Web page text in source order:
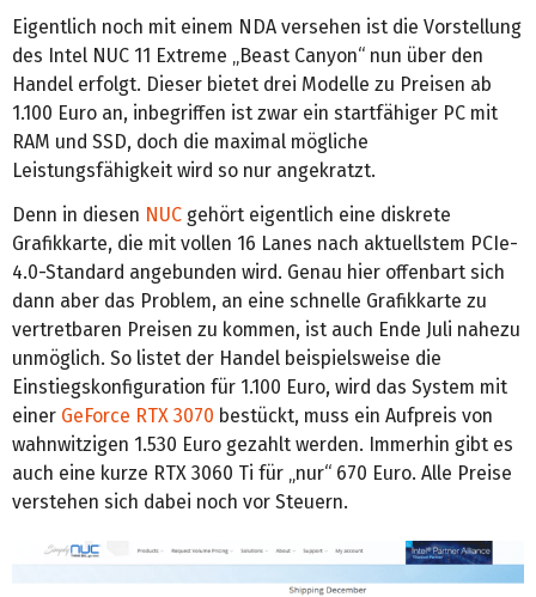
Eigentlich noch mit einem NDA versehen ist die Vorstellung
des Intel NUC 11 Extreme „Beast Canyon“ nun über den
Handel erfolgt. Dieser bietet drei Modelle zu Preisen ab
1.100 Euro an, inbegriffen ist zwar ein startfähiger PC mit
RAM und SSD, doch die maximal mögliche
Leistungsfähigkeit wird so nur angekratzt.
Denn in diesen NUC gehört eigentlich eine diskrete
Grafikkarte, die mit vollen 16 Lanes nach aktuellstem PCIe-
4.0-Standard angebunden wird. Genau hier offenbart sich
dann aber das Problem, an eine schnelle Grafikkarte zu
vertretbaren Preisen zu kommen, ist auch Ende Juli nahezu
unmöglich. So listet der Handel beispielsweise die
Einstiegskonfiguration für 1.100 Euro, wird das System mit
einer GeForce RTX 3070 bestückt, muss ein Aufpreis von
wahnwitzigen 1.530 Euro gezahlt werden. Immerhin gibt es
auch eine kurze RTX 3060 Ti für „nur“ 670 Euro. Alle Preise
verstehen sich dabei noch vor Steuern.